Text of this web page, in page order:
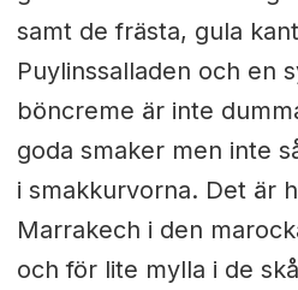
samt de frästa, gula
Puylinssalladen och en
böncreme är inte
goda smaker men inte
i smakkurvorna. Det är
Marrakech i den
och för lite mylla i de